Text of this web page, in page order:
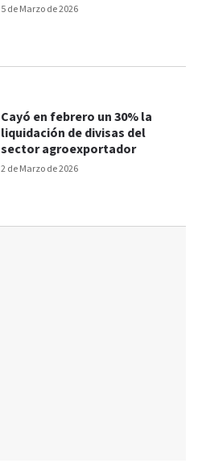
5 de Marzo de 2026
2 de Marzo de 2026
Cayó en febrero un 30% la
liquidación de divisas del
sector agroexportador